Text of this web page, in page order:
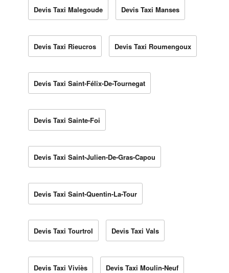
Devis Taxi Malegoude Devis Taxi Manses
Devis Taxi Rieucros Devis Taxi Roumengoux
Devis Taxi Saint-Félix-De-Tournegat
Devis Taxi Sainte-Foi
Devis Taxi Saint-Julien-De-Gras-Capou
Devis Taxi Saint-Quentin-La-Tour
Devis Taxi Tourtrol Devis Taxi Vals
Devis Taxi Viviès Devis Taxi Moulin-Neuf